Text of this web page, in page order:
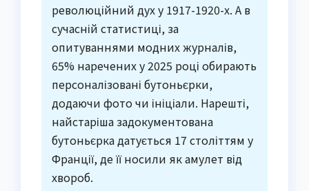
революційний дух у 1917-1920-х. А в
сучасній статистиці, за
опитуваннями модних журналів,
65% наречених у 2025 році обирають
персоналізовані бутоньєрки,
додаючи фото чи ініціали. Нарешті,
найстаріша задокументована
бутоньєрка датується 17 століттям у
Франції, де її носили як амулет від
хвороб.